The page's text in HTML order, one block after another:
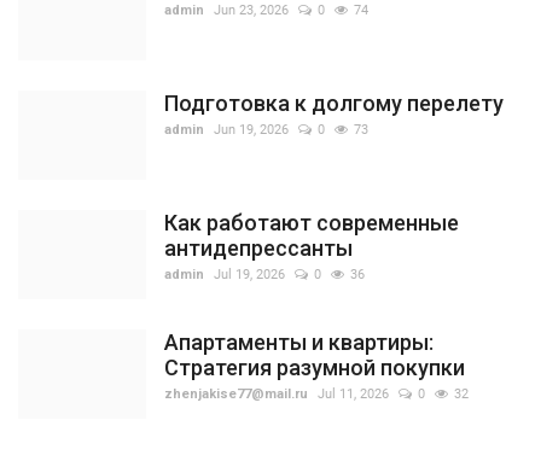
admin Jun 23, 2026 0 74
Подготовка к долгому перелету
admin Jun 19, 2026 0 73
Как работают современные
антидепрессанты
admin Jul 19, 2026 0 36
Апартаменты и квартиры:
Стратегия разумной покупки
zhenjakise77@mail.ru Jul 11, 2026 0 32